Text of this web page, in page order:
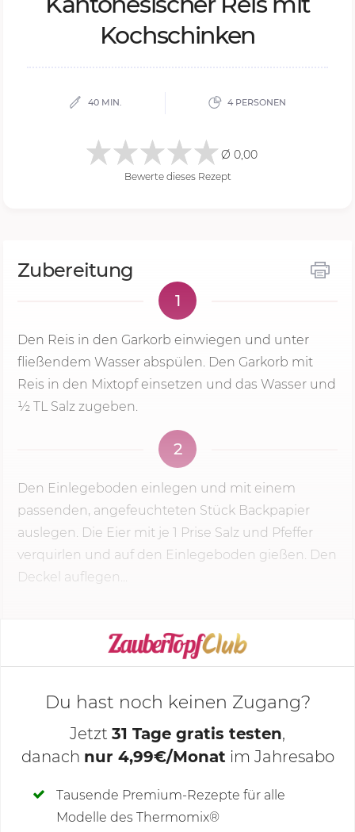
Koch­schin­ken
40 MIN. 4 PERSONEN
Ø 0,00
Bewerte dieses Rezept
Zubereitung
1
Den Reis in den Garkorb einwiegen und unter
fließendem Wasser abspülen. Den Garkorb mit
Reis in den Mixtopf einsetzen und das Wasser und
½ TL Salz zugeben.
2
Den Einlegeboden einlegen und mit einem
passenden, angefeuchteten Stück Backpapier
auslegen. Die Eier mit je 1 Prise Salz und Pfeffer
verquirlen und auf den Einlegeboden gießen. Den
Deckel auflegen...
KOCHMODUS STARTEN
Deine Notizen
Du hast noch keinen Zugang?
Jetzt 31 Tage gratis testen,
danach nur 4,99€/Monat im Jahresabo
Tausende Premium-Rezepte für alle
Modelle des Thermomix®